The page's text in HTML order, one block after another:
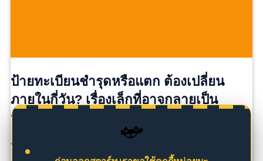
🚗
ป้ายทะเบียนชำรุดหรือแตก ต้องเปลี่ยน
ภายในกี่วัน? เรื่องเล็กที่อาจกลายเป็น
ปัญหาใหญ่
ป้ายทะเบียนแตกนิดเดียว…ยังใช้ต่อได้ไหม? หลายคนอาจ […]